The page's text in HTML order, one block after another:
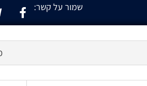
שמור על קשר: